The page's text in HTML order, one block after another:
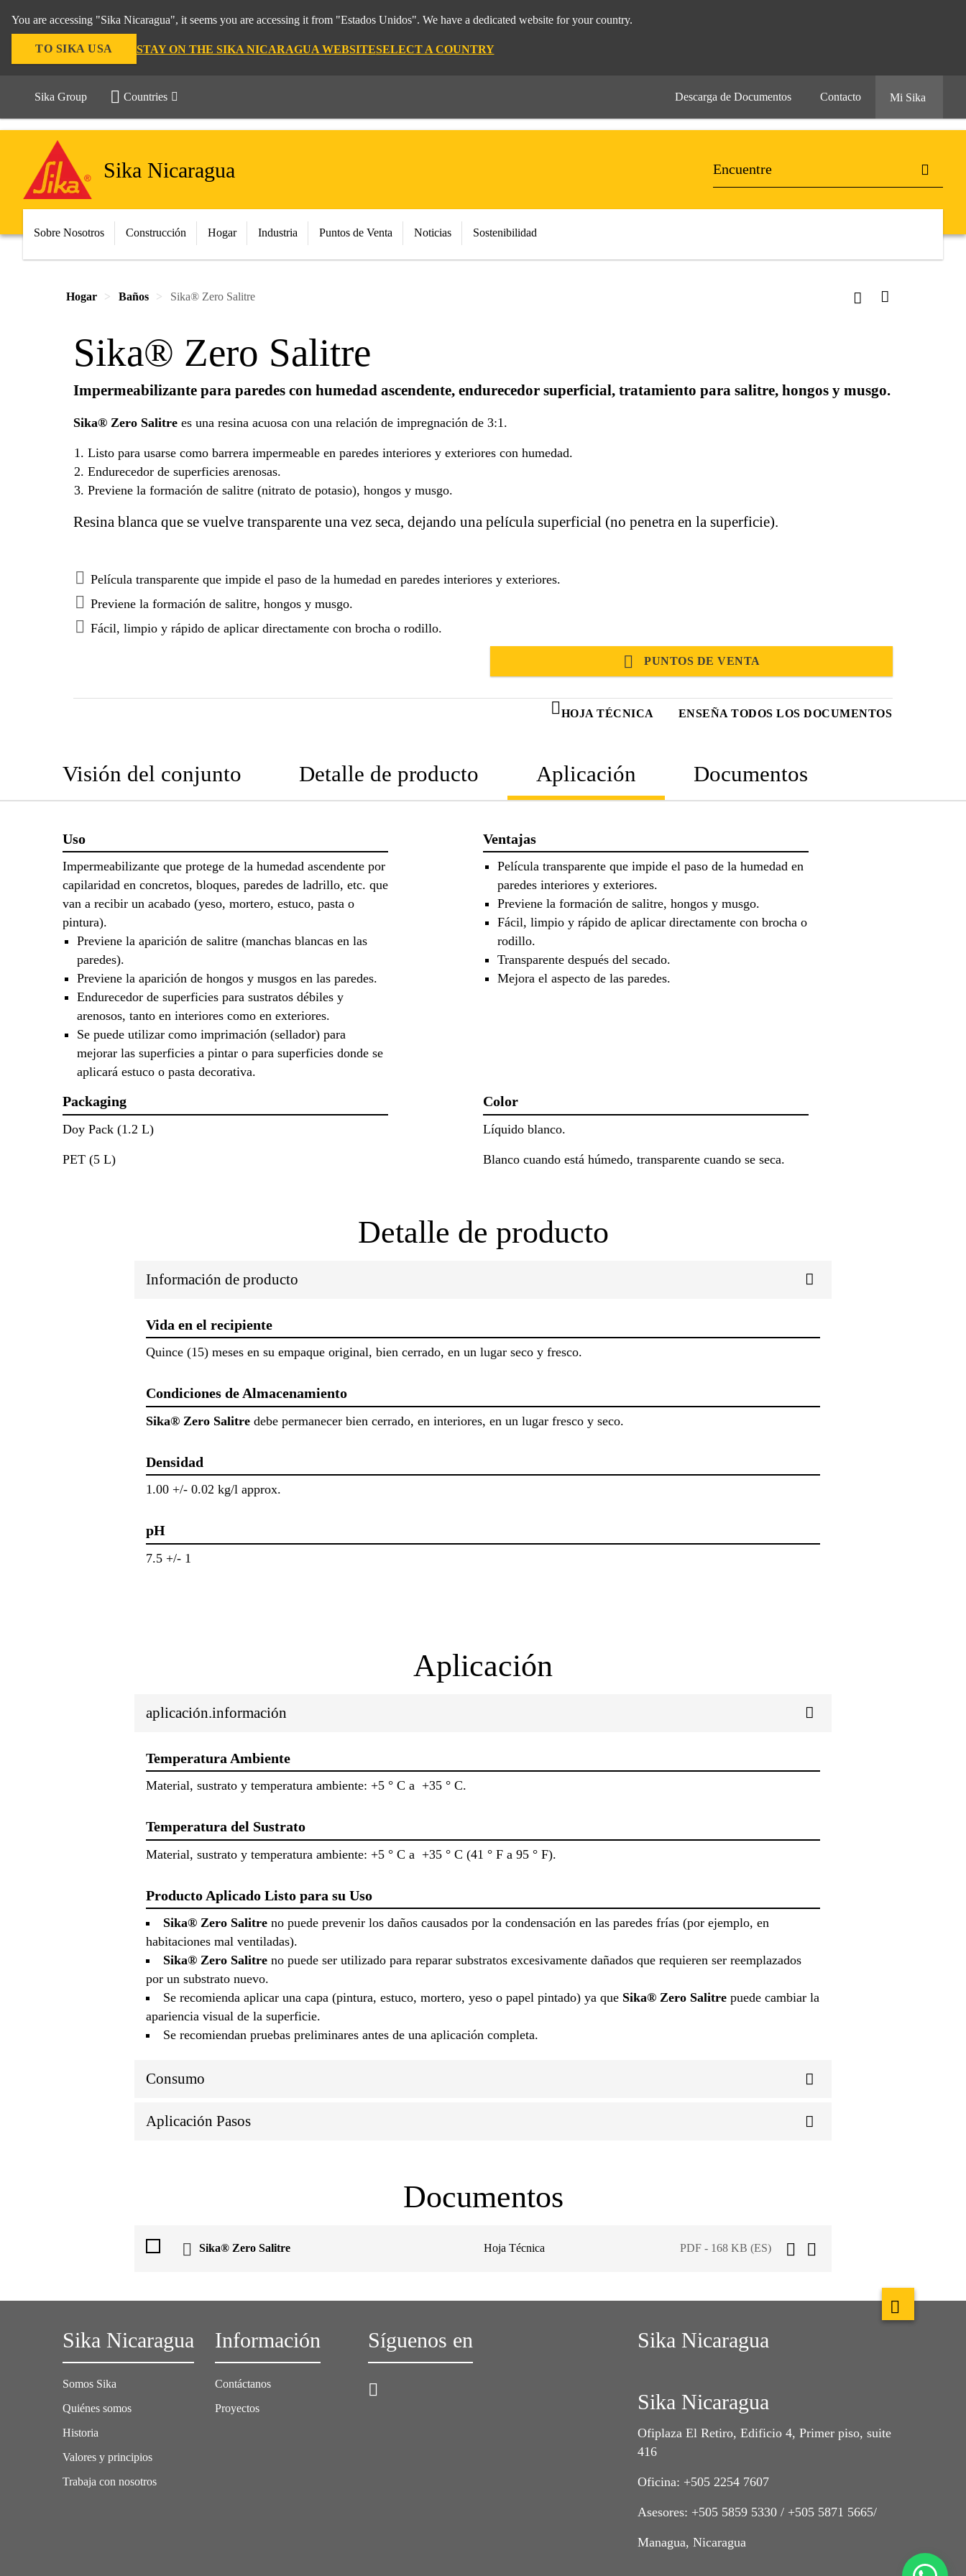
You are accessing "Sika Nicaragua", it seems you are accessing it from "Estados Unidos". We have a dedicated website for your country.
TO SIKA USA STAY ON THE SIKA NICARAGUA WEBSITESELECT A COUNTRY
Sika Group Countries Descarga de Documentos Contacto Mi Sika
Sika Nicaragua
Sobre Nosotros Construcción Hogar Industria Puntos de Venta Noticias Sostenibilidad
Hogar Baños Sika® Zero Salitre
Sika® Zero Salitre
Impermeabilizante para paredes con humedad ascendente, endurecedor superficial, tratamiento para salitre, hongos y musgo.
Sika® Zero Salitre es una resina acuosa con una relación de impregnación de 3:1.
Listo para usarse como barrera impermeable en paredes interiores y exteriores con humedad.
Endurecedor de superficies arenosas.
Previene la formación de salitre (nitrato de potasio), hongos y musgo.
Resina blanca que se vuelve transparente una vez seca, dejando una película superficial (no penetra en la superficie).
Película transparente que impide el paso de la humedad en paredes interiores y exteriores.
Previene la formación de salitre, hongos y musgo.
Fácil, limpio y rápido de aplicar directamente con brocha o rodillo.
PUNTOS DE VENTA
HOJA TÉCNICA ENSEÑA TODOS LOS DOCUMENTOS
Visión del conjunto Detalle de producto Aplicación Documentos
Uso
Impermeabilizante que protege de la humedad ascendente por
capilaridad en concretos, bloques, paredes de ladrillo, etc. que
van a recibir un acabado (yeso, mortero, estuco, pasta o
pintura).
Previene la aparición de salitre (manchas blancas en las
paredes).
Previene la aparición de hongos y musgos en las paredes.
Endurecedor de superficies para sustratos débiles y
arenosos, tanto en interiores como en exteriores.
Se puede utilizar como imprimación (sellador) para
mejorar las superficies a pintar o para superficies donde se
aplicará estuco o pasta decorativa.
Ventajas
Película transparente que impide el paso de la humedad en
paredes interiores y exteriores.
Previene la formación de salitre, hongos y musgo.
Fácil, limpio y rápido de aplicar directamente con brocha o
rodillo.
Transparente después del secado.
Mejora el aspecto de las paredes.
Packaging
Doy Pack (1.2 L)
PET (5 L)
Color
Líquido blanco.
Blanco cuando está húmedo, transparente cuando se seca.
Detalle de producto
Información de producto
Vida en el recipiente
Quince (15) meses en su empaque original, bien cerrado, en un lugar seco y fresco.
Condiciones de Almacenamiento
Sika® Zero Salitre debe permanecer bien cerrado, en interiores, en un lugar fresco y seco.
Densidad
1.00 +/- 0.02 kg/l approx.
pH
7.5 +/- 1
Aplicación
aplicación.información
Temperatura Ambiente
Material, sustrato y temperatura ambiente: +5 ° C a +35 ° C.
Temperatura del Sustrato
Material, sustrato y temperatura ambiente: +5 ° C a +35 ° C (41 ° F a 95 ° F).
Producto Aplicado Listo para su Uso
Sika® Zero Salitre no puede prevenir los daños causados por la condensación en las paredes frías (por ejemplo, en
habitaciones mal ventiladas).
Sika® Zero Salitre no puede ser utilizado para reparar substratos excesivamente dañados que requieren ser reemplazados
por un substrato nuevo.
Se recomienda aplicar una capa (pintura, estuco, mortero, yeso o papel pintado) ya que Sika® Zero Salitre puede cambiar la
apariencia visual de la superficie.
Se recomiendan pruebas preliminares antes de una aplicación completa.
Consumo
Aplicación Pasos
Documentos
Sika® Zero Salitre Hoja Técnica PDF - 168 KB (ES)
Sika Nicaragua
Somos Sika
Quiénes somos
Historia
Valores y principios
Trabaja con nosotros
Información
Contáctanos
Proyectos
Síguenos en Sika Nicaragua
Sika Nicaragua
Ofiplaza El Retiro, Edificio 4, Primer piso, suite
416
Oficina: +505 2254 7607
Asesores: +505 5859 5330 / +505 5871 5665/
Managua, Nicaragua